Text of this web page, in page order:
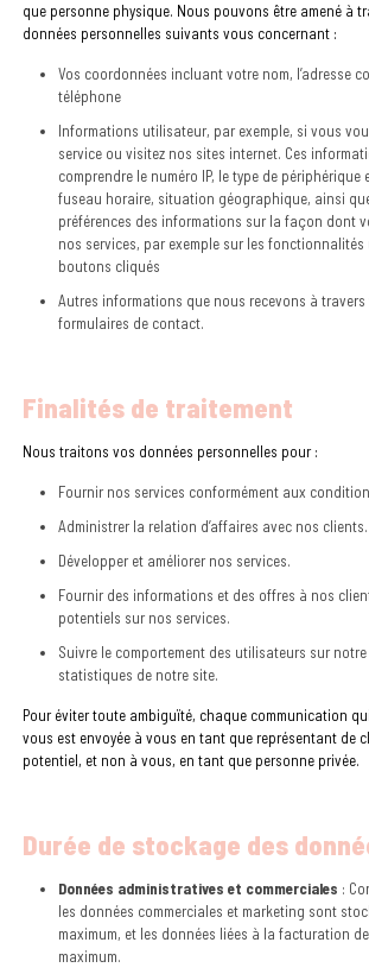
que personne physique. Nous pouvons être amené à
données personnelles suivants vous concernant :
Vos coordonnées incluant votre nom, l’adresse
téléphone
Informations utilisateur, par exemple, si vous
service ou visitez nos sites internet. Ces
comprendre le numéro IP, le type de périphérique
fuseau horaire, situation géographique, ainsi
préférences des informations sur la façon dont
nos services, par exemple sur les fonctionnalités
boutons cliqués
Autres informations que nous recevons à
formulaires de contact.
Finalités de traitement
Nous traitons vos données personnelles pour :
Fournir nos services conformément aux
Administrer la relation d’affaires avec nos clients.
Développer et améliorer nos services.
Fournir des informations et des offres à nos
potentiels sur nos services.
Suivre le comportement des utilisateurs sur
statistiques de notre site.
Pour éviter toute ambiguïté, chaque communication
vous est envoyée à vous en tant que représentant de
potentiel, et non à vous, en tant que personne privée.
Durée de stockage des
Données administratives et commerciales :
les données commerciales et marketing sont
maximum, et les données liées à la facturation
maximum.